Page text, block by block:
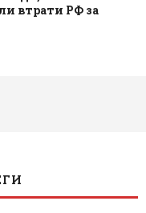
втрати РФ за